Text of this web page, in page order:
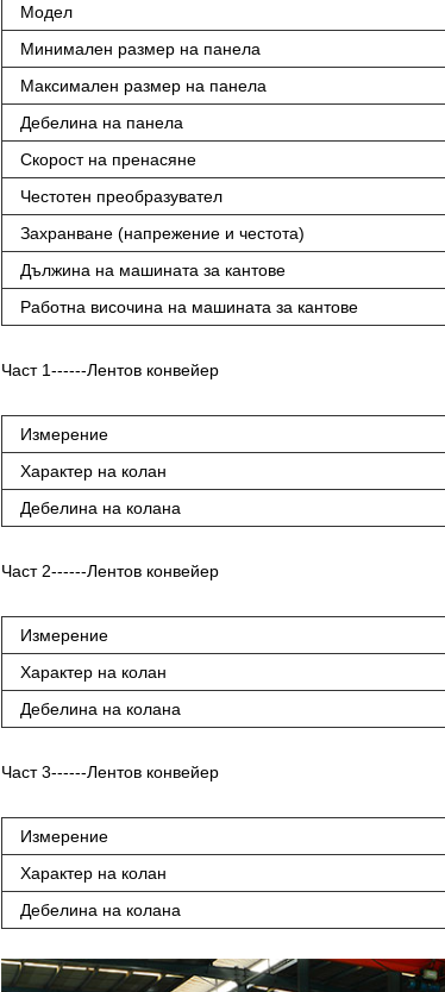
Модел
Минимален размер на панела
Максимален размер на панела
Дебелина на панела
Скорост на пренасяне
Честотен преобразувател
Захранване (напрежение и честота)
Дължина на машината за кантове
Работна височина на машината за кантове
Част 1------Лентов конвейер
Измерение
Характер на колан
Дебелина на колана
Част 2------Лентов конвейер
Измерение
Характер на колан
Дебелина на колана
Част 3------Лентов конвейер
Измерение
Характер на колан
Дебелина на колана